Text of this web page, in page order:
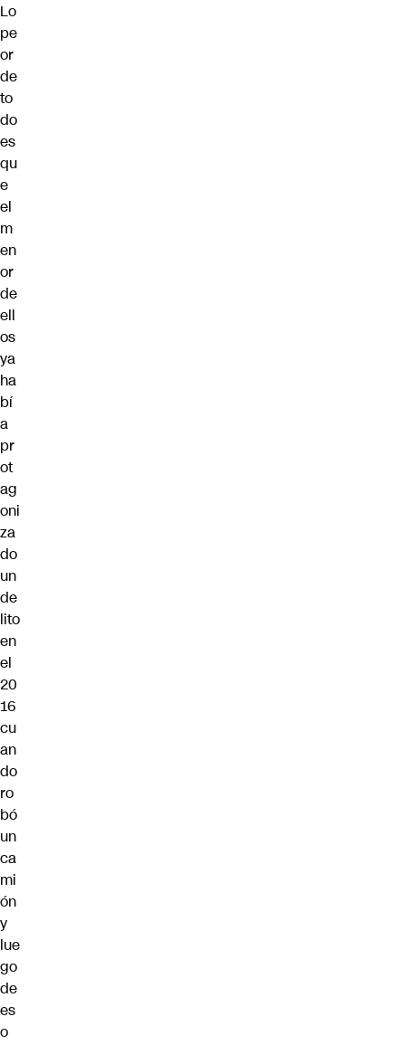
Lo
pe
or
de
to
do
es
qu
e
el
m
en
or
de
ell
os
ya
ha
bí
a
pr
ot
ag
oni
za
do
un
de
lito
en
el
20
16
cu
an
do
ro
bó
un
ca
mi
ón
y
lue
go
de
es
o